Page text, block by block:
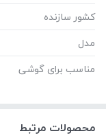
کشور سازنده
مدل
مناسب برای گوشی
محصولات مرتبط